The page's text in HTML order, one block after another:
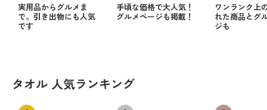
実用品からグルメま
で。引き出物にも人気
です
手頃な価格で大人気！
グルメページも掲載！
ワンランク上
れた商品とグ
ジも
タオル 人気ランキング